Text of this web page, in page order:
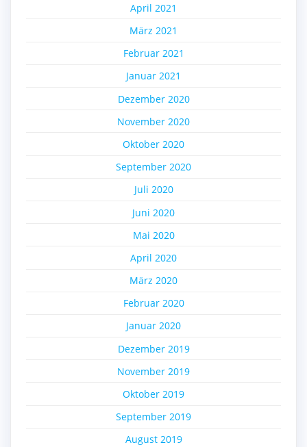
April 2021
März 2021
Februar 2021
Januar 2021
Dezember 2020
November 2020
Oktober 2020
September 2020
Juli 2020
Juni 2020
Mai 2020
April 2020
März 2020
Februar 2020
Januar 2020
Dezember 2019
November 2019
Oktober 2019
September 2019
August 2019